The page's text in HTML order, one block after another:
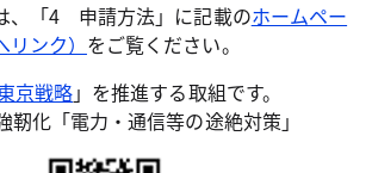
、「4 申請方法」に記載のホームペー
ンク） をご覧ください。
京戦略」を推進する取組です。
化「電力・通信等の途絶対策」